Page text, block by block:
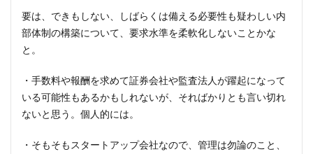
要は、できもしない、しばらくは備える必要性も疑わしい内
部体制の構築について、要求水準を柔軟化しないことかな
と。
・手数料や報酬を求めて証券会社や監査法人が躍起になって
いる可能性もあるかもしれないが、そればかりとも言い切れ
ないと思う。個人的には。
・そもそもスタートアップ会社なので、管理は勿論のこと、